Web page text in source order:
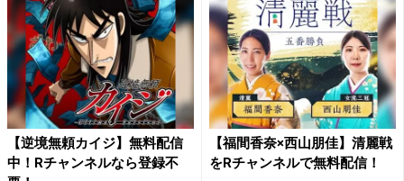
【逆境無頼カイジ】無料配信
中！Rチャンネルなら登録不
【福間香奈×西山朋佳】清麗戦
をRチャンネルで無料配信！